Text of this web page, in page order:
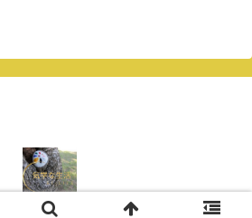
気学な生活 All Rights Reserved.